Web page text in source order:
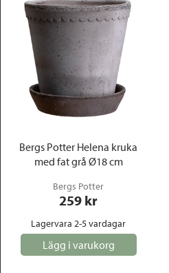
Bergs Potter Helena kruka
med fat grå Ø18 cm
Bergs Potter
259 kr
Lagervara 2-5 vardagar
Lägg i varukorg